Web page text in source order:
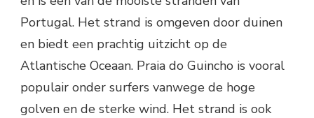
Portugal. Het strand is omgeven door duinen
en biedt een prachtig uitzicht op de
Atlantische Oceaan. Praia do Guincho is vooral
populair onder surfers vanwege de hoge
golven en de sterke wind. Het strand is ook